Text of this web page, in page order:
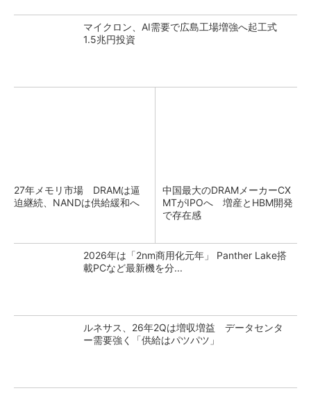
マイクロン、AI需要で広島工場増強へ起工式
1.5兆円投資
27年メモリ市場 DRAMは逼
迫継続、NANDは供給緩和へ
中国最大のDRAMメーカーCX
MTがIPOへ 増産とHBM開発
で存在感
2026年は「2nm商用化元年」 Panther Lake搭
載PCなど最新機を分...
ルネサス、26年2Qは増収増益 データセンタ
ー需要強く「供給はパツパツ」